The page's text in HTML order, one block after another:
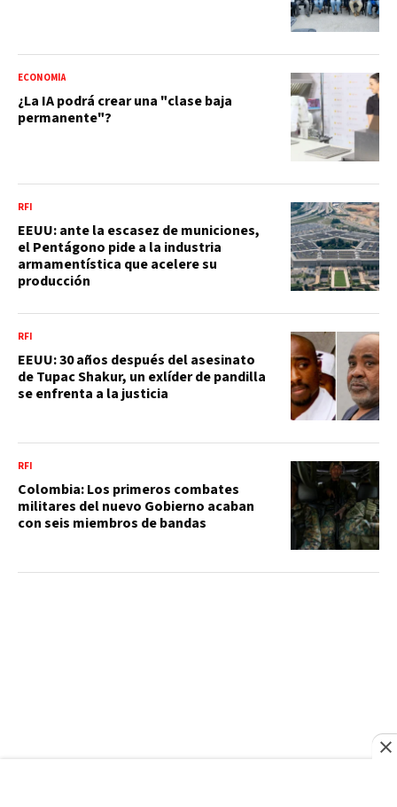
ECONOMÍA
¿La IA podrá crear una "clase baja
permanente"?
RFI
EEUU: ante la escasez de municiones,
el Pentágono pide a la industria
armamentística que acelere su
producción
RFI
EEUU: 30 años después del asesinato
de Tupac Shakur, un exlíder de pandilla
se enfrenta a la justicia
RFI
Colombia: Los primeros combates
militares del nuevo Gobierno acaban
con seis miembros de bandas